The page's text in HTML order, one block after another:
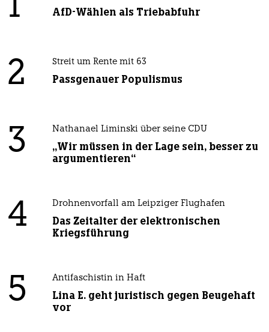
1 AfD-Wählen als Triebabfuhr
2 Streit um Rente mit 63
Passgenauer Populismus
3 Nathanael Liminski über seine CDU
„Wir müssen in der Lage sein, besser zu
argumentieren“
4 Drohnenvorfall am Leipziger Flughafen
Das Zeitalter der elektronischen
Kriegsführung
5 Antifaschistin in Haft
Lina E. geht juristisch gegen Beugehaft
vor